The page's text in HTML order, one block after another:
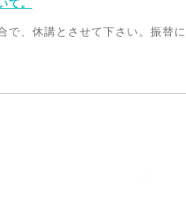
て。
で、休講とさせて下さい。振替